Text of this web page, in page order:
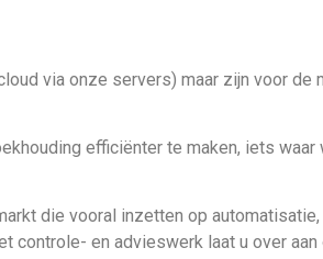
via onze servers) maar zijn voor de
efficiënter te maken, iets
die vooral inzetten op
controle- en advieswerk laat u over